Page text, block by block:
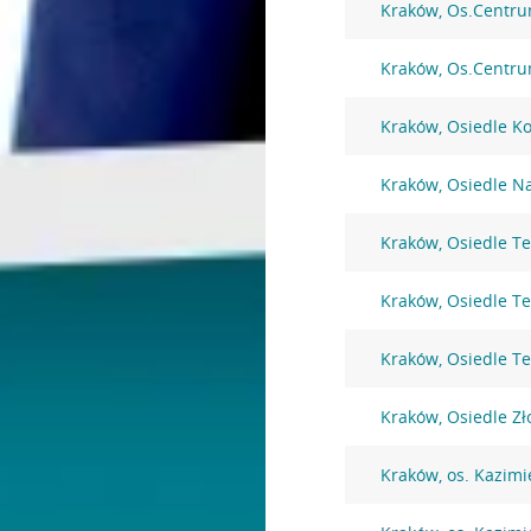
Kraków,
Kraków,
Kraków, Osiedle
Kraków, Osiedle
Kraków, Osiedle
Kraków, Osiedle
Kraków, Osiedle
Kraków, Osiedle
Kraków, os.